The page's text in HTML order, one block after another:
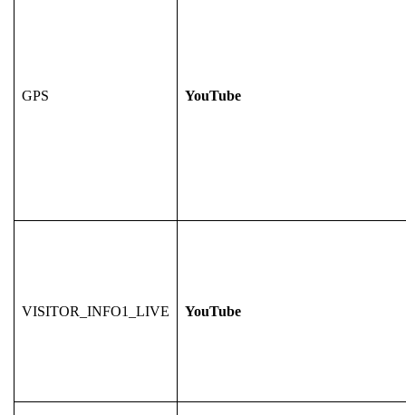
GPS YouTube
VISITOR_INFO1_LIVE YouTube